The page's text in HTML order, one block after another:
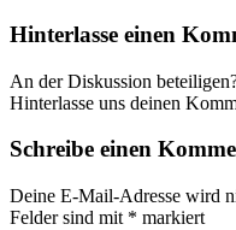
Hinterlasse einen
An der Diskussion
Hinterlasse uns deinen
Schreibe einen
Deine E-Mail-Adresse wird
Felder sind mit * markiert